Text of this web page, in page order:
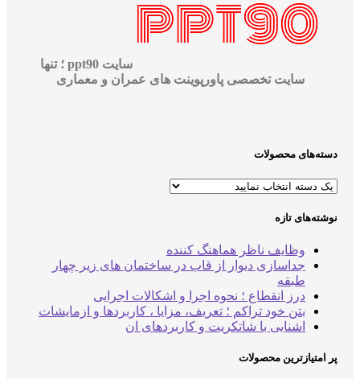
سایت ppt90 ؛ تنها
سایت تخصصی پاورپوینت های عمران و معماری
محصولات
تازه
وظایف ناظر هماهنگ کننده
جداسازی دیوار از قاب در ساختمان های زیر چهار
درز انقطاع ؛ نحوه اجرا و اشکالات اجرایی
بتن خود تراکم ؛ تعریف، مزایا ، کاربردها و ازمایشات
اشنایی با شاتکریت و کاربردهای ان
محصولات